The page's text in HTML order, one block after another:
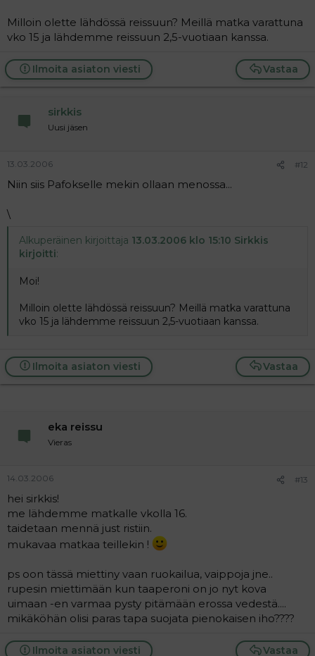
Milloin olette lähdössä reissuun? Meillä matka varattuna
vko 15 ja lähdemme reissuun 2,5-vuotiaan kanssa.
Vastaa
Ilmoita asiaton viesti
sirkkis
Uusi jäsen
13.03.2006 #12
Niin siis Pafokselle mekin ollaan menossa...
\
Alkuperäinen kirjoittaja 13.03.2006 klo 15:10 Sirkkis
kirjoitti:
Moi!
Milloin olette lähdössä reissuun? Meillä matka varattuna
vko 15 ja lähdemme reissuun 2,5-vuotiaan kanssa.
Vastaa
Ilmoita asiaton viesti
eka reissu
Vieras
14.03.2006 #13
hei sirkkis!
me lähdemme matkalle vkolla 16.
taidetaan mennä just ristiin.
mukavaa matkaa teillekin !
ps oon tässä miettiny vaan ruokailua, vaippoja jne..
rupesin miettimään kun taaperoni on jo nyt kova
uimaan -en varmaa pysty pitämään erossa vedestä....
mikäköhän olisi paras tapa suojata pienokaisen iho????
Vastaa
Ilmoita asiaton viesti